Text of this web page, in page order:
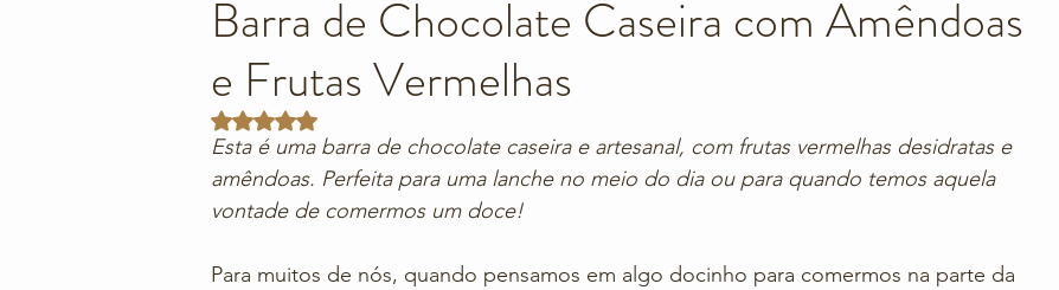
Barra de Chocolate Caseira com Amêndoas
e Frutas Vermelhas
Avaliado com NaN de 5 estrelas.
Esta é uma barra de chocolate caseira e artesanal, com frutas vermelhas desidratas e
amêndoas. Perfeita para uma lanche no meio do dia ou para quando temos aquela
vontade de comermos um doce!
Para muitos de nós, quando pensamos em algo docinho para comermos na parte da